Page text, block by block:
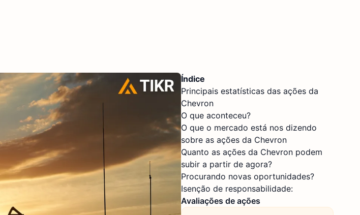
Índice
Principais estatísticas das ações da
Chevron
O que aconteceu?
O que o mercado está nos dizendo
sobre as ações da Chevron
Quanto as ações da Chevron podem
subir a partir de agora?
Procurando novas oportunidades?
Isenção de responsabilidade:
Avaliações de ações